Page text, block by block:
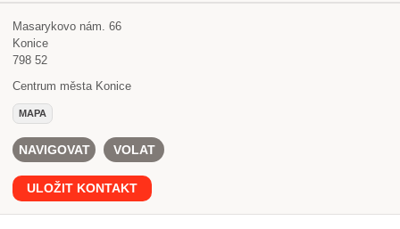
Masarykovo nám. 66
Konice
798 52
Centrum města Konice
MAPA
NAVIGOVAT VOLAT
ULOŽIT KONTAKT